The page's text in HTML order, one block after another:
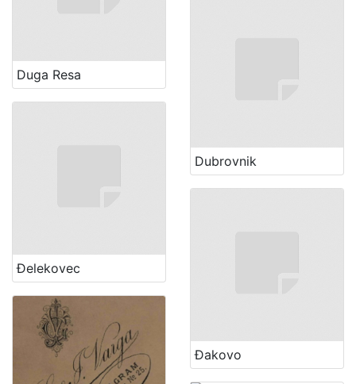
Dubrovnik
Duga Resa
Đakovo
Đelekovec